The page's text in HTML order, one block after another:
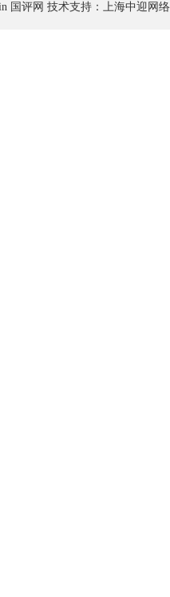
in 国评网 技术支持：上海中迎